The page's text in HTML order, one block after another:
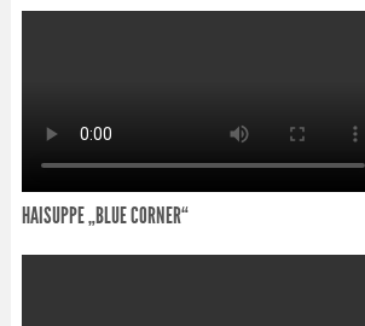
HAISUPPE „BLUE CORNER“